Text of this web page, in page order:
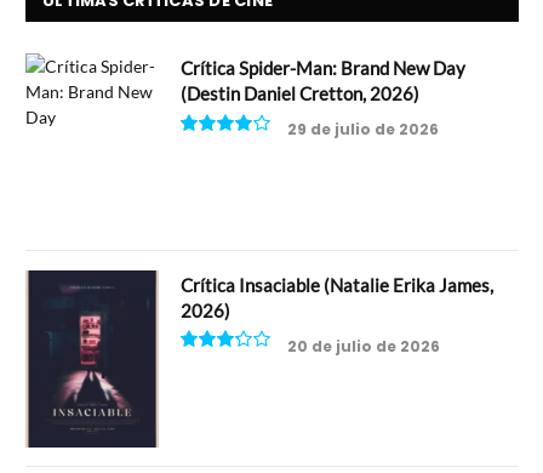
Crítica Spider-Man: Brand New Day
(Destin Daniel Cretton, 2026)
29 de julio de 2026
Crítica Insaciable (Natalie Erika James,
2026)
20 de julio de 2026